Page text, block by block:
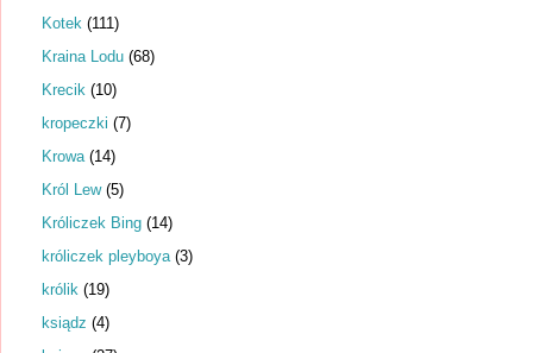
Kotek (111)
Kraina Lodu (68)
Krecik (10)
kropeczki (7)
Krowa (14)
Król Lew (5)
Króliczek Bing (14)
króliczek pleyboya (3)
królik (19)
ksiądz (4)